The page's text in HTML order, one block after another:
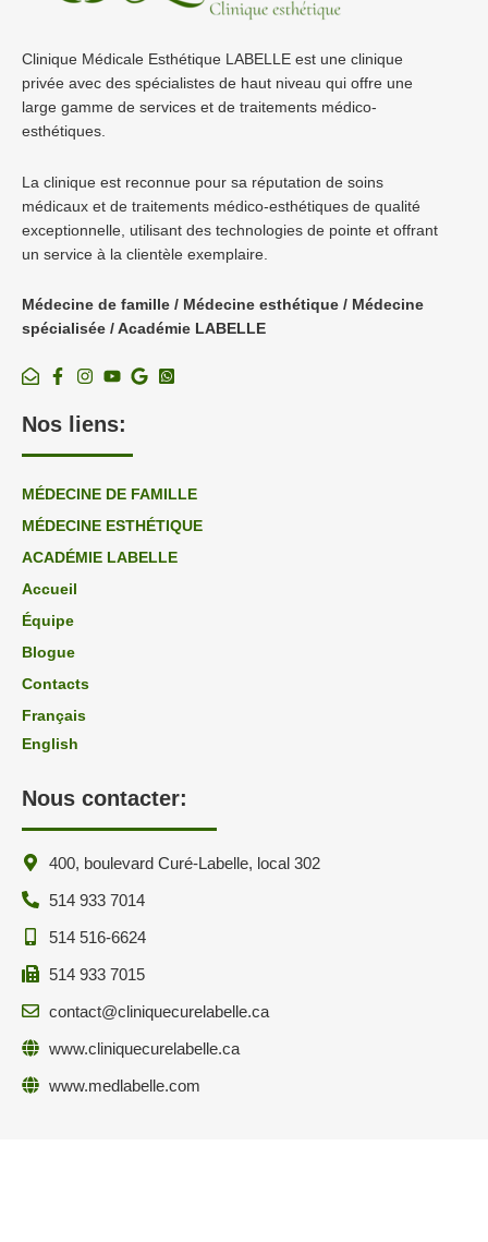
Clinique Médicale Esthétique LABELLE est une clinique
privée avec des spécialistes de haut niveau qui offre une
large gamme de services et de traitements médico-
esthétiques.
La clinique est reconnue pour sa réputation de soins
médicaux et de traitements médico-esthétiques de qualité
exceptionnelle, utilisant des technologies de pointe et offrant
un service à la clientèle exemplaire.
Médecine de famille / Médecine esthétique / Médecine
spécialisée / Académie LABELLE
Nos liens:
MÉDECINE DE FAMILLE
MÉDECINE ESTHÉTIQUE
ACADÉMIE LABELLE
Accueil
Équipe
Blogue
Contacts
Français
English
Nous contacter:
400, boulevard Curé-Labelle, local 302
514 933 7014
514 516-6624
514 933 7015
contact@cliniquecurelabelle.ca
www.cliniquecurelabelle.ca
www.medlabelle.com